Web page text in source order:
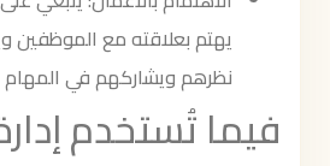
يهتم بعلاقته مع
نظرهم ويشاركهم في المهام
فيما تُستخدم